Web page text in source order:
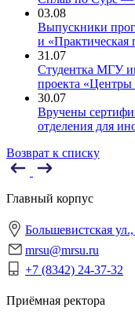
03.08
Выпускники
и
31.07
Студентка МГУ
проекта
30.07
Вручены
отделения для
Возврат к списку
Главный корпус
Большевистская ул.,
mrsu@mrsu.ru
+7 (8342) 24-37-32
Приёмная ректора